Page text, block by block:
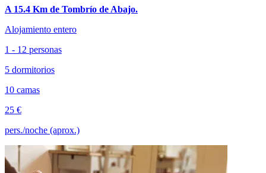
A 15.4 Km de Tombrío de Abajo.
Alojamiento entero
1 - 12 personas
5 dormitorios
10 camas
25 €
pers./noche (aprox.)